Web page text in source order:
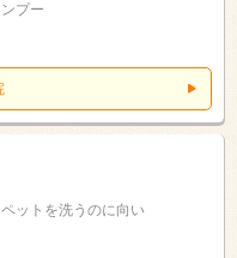
プー
ットを洗うのに向い